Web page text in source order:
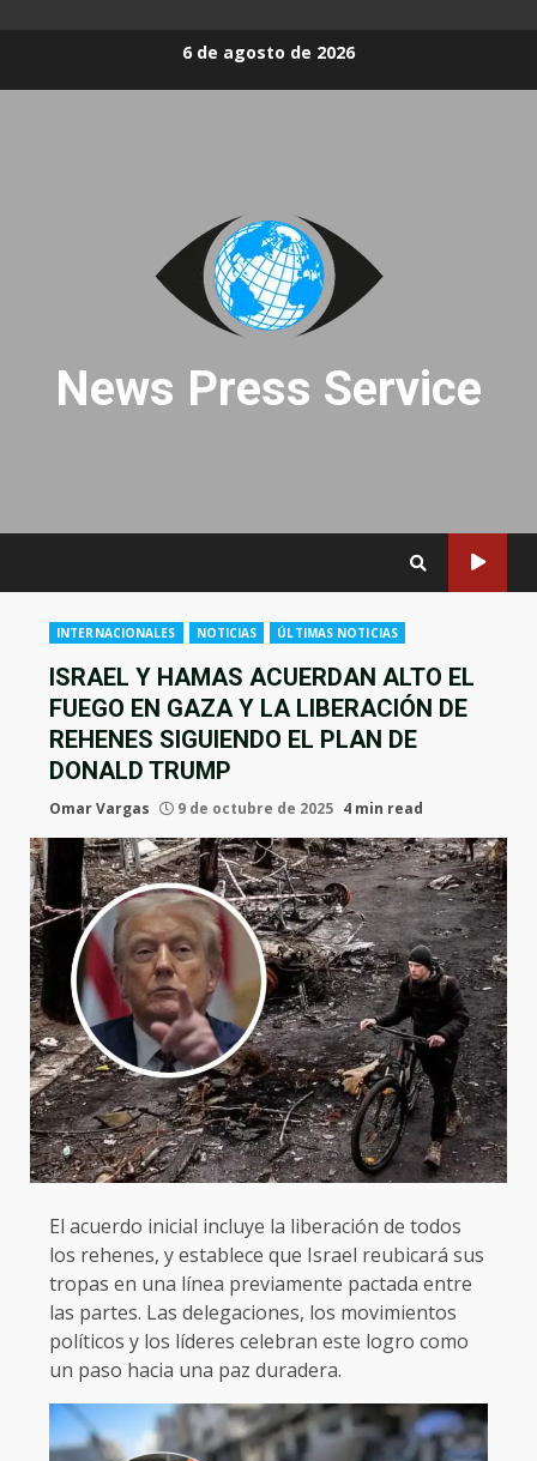
6 de agosto de 2026
News Press Service
INTERNACIONALES NOTICIAS ÚLTIMAS NOTICIAS
ISRAEL Y HAMAS ACUERDAN ALTO EL
FUEGO EN GAZA Y LA LIBERACIÓN DE
REHENES SIGUIENDO EL PLAN DE
DONALD TRUMP
Omar Vargas 9 de octubre de 2025 4 min read
El acuerdo inicial incluye la liberación de todos
los rehenes, y establece que Israel reubicará sus
tropas en una línea previamente pactada entre
las partes. Las delegaciones, los movimientos
políticos y los líderes celebran este logro como
un paso hacia una paz duradera.